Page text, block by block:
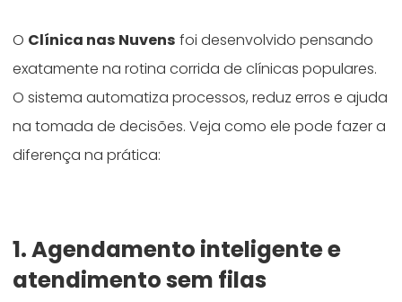
O Clínica nas Nuvens foi desenvolvido pensando
exatamente na rotina corrida de clínicas populares.
O sistema automatiza processos, reduz erros e ajuda
na tomada de decisões. Veja como ele pode fazer a
diferença na prática:
1. Agendamento inteligente e
atendimento sem filas